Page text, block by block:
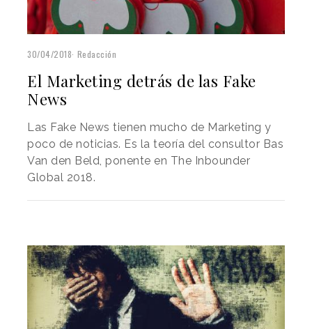
30/04/2018 Redacción
El Marketing detrás de las Fake
News
Las Fake News tienen mucho de Marketing y
poco de noticias. Es la teoría del consultor Bas
Van den Beld, ponente en The Inbounder
Global 2018.